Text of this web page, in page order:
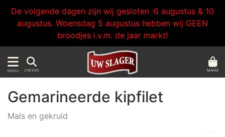
De volgende dagen zijn wij gesloten :6 augustus & 10
augustus. Woensdag 5 augustus hebben wij GEEN
broodjes i.v.m. de jaar markt!
MENU ZOEKEN MAND
Gemarineerde kipfilet
Mals en gekruid